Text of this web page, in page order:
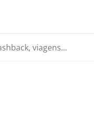
viagens...